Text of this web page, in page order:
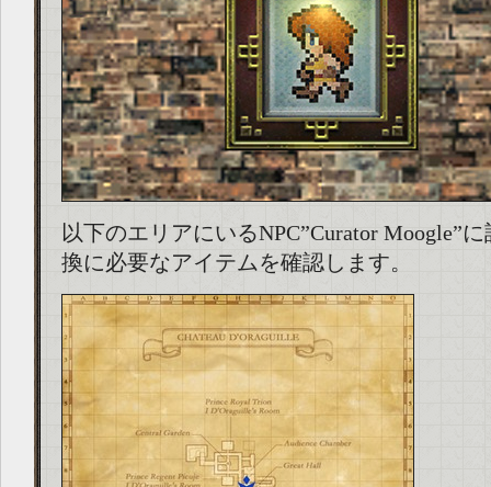
以下のエリアにいるNPC”Curator Moogle”
換に必要なアイテムを確認します。